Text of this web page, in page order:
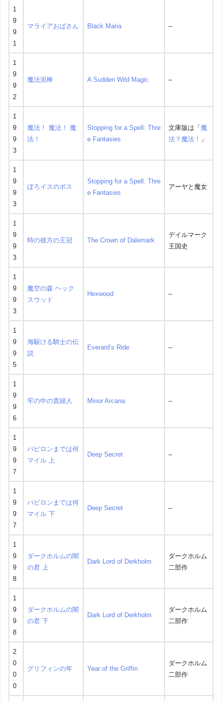
1
9
9
1
マライアおばさん Black Maria –
1
9
9
2
魔法泥棒 A Sudden Wild Magic –
1
9
9
3
魔法！ 魔法！ 魔
法！
Stopping for a Spell: Thre
e Fantasies
文庫版は「 魔
法？魔法！
」
1
9
9
3
ぼろイスのボス
Stopping for a Spell: Thre
e Fantasies
アーヤと魔女
1
9
9
3
時の彼方の王冠 The Crown of Dalemark
デイルマーク
王国史
1
9
9
3
魔空の森 ヘック
スウッド
Hexwood –
1
9
9
5
海駆ける騎士の伝
説
Everard’s Ride –
1
9
9
6
牢の中の貴婦人 Minor Arcana –
1
9
9
7
バビロンまでは何
マイル 上
Deep Secret –
1
9
9
7
バビロンまでは何
マイル 下
Deep Secret –
1
9
9
8
ダークホルムの闇
の君 上
Dark Lord of Derkholm
ダークホルム
二部作
1
9
9
8
ダークホルムの闇
の君 下
Dark Lord of Derkholm
ダークホルム
二部作
2
0
0
0
グリフィンの年 Year of the Griffin
ダークホルム
二部作